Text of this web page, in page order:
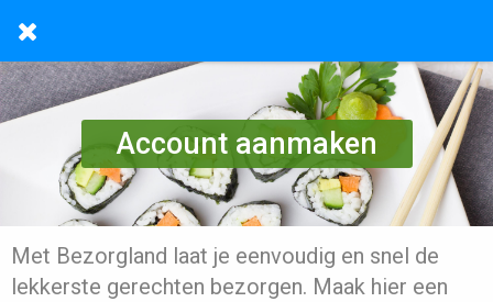
Account aanmaken
Met Bezorgland laat je eenvoudig en snel de
lekkerste gerechten bezorgen. Maak hier een